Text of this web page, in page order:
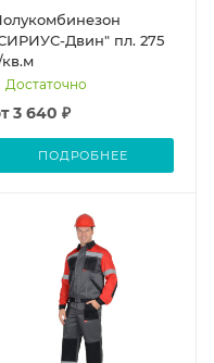
Двин" пл. 275
кв.м
Достаточно
3 640 ₽
ПОДРОБНЕЕ